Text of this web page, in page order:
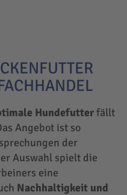
Hundefutterfällt
Angebot ist so
der
Auswahl spielt die
eine
Nachhaltigkeit und